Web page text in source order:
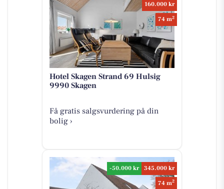
160.000 kr
74 m2
Hotel Skagen Strand 69 Hulsig
9990 Skagen
Få gratis salgsvurdering på din
bolig ›
-50.000 kr
345.000 kr
74 m2